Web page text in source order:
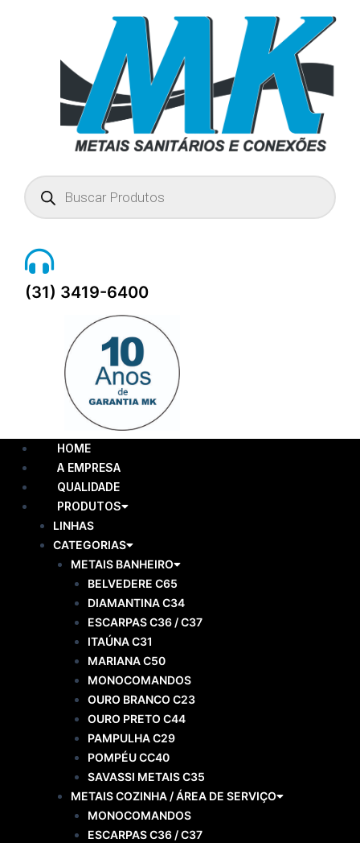
Pesquisar
produtos
(31) 3419-6400
HOME
A EMPRESA
QUALIDADE
PRODUTOS
LINHAS
CATEGORIAS
METAIS BANHEIRO
BELVEDERE C65
DIAMANTINA C34
ESCARPAS C36 / C37
ITAÚNA C31
MARIANA C50
MONOCOMANDOS
OURO BRANCO C23
OURO PRETO C44
PAMPULHA C29
POMPÉU CC40
SAVASSI METAIS C35
METAIS COZINHA / ÁREA DE SERVIÇO
MONOCOMANDOS
ESCARPAS C36 / C37
Menu